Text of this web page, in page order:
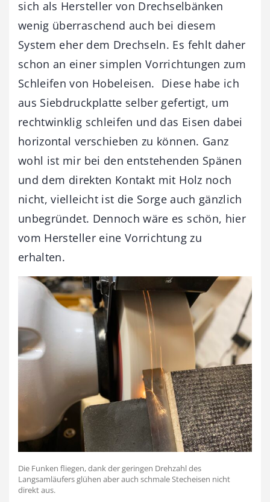
sich als Hersteller von Drechselbänken
wenig überraschend auch bei diesem
System eher dem Drechseln. Es fehlt daher
schon an einer simplen Vorrichtungen zum
Schleifen von Hobeleisen. Diese habe ich
aus Siebdruckplatte selber gefertigt, um
rechtwinklig schleifen und das Eisen dabei
horizontal verschieben zu können. Ganz
wohl ist mir bei den entstehenden Spänen
und dem direkten Kontakt mit Holz noch
nicht, vielleicht ist die Sorge auch gänzlich
unbegründet. Dennoch wäre es schön, hier
vom Hersteller eine Vorrichtung zu
erhalten.
Die Funken fliegen, dank der geringen Drehzahl des
Langsamläufers glühen aber auch schmale Stecheisen nicht
direkt aus.